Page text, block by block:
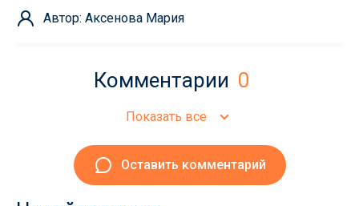
Автор: Аксенова Мария
Комментарии 0
Показать все
Оставить комментарий